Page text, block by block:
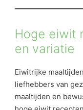
Hoge eiwit
en variatie
Eiwitrijke
liefhebbers van
maaltijden en